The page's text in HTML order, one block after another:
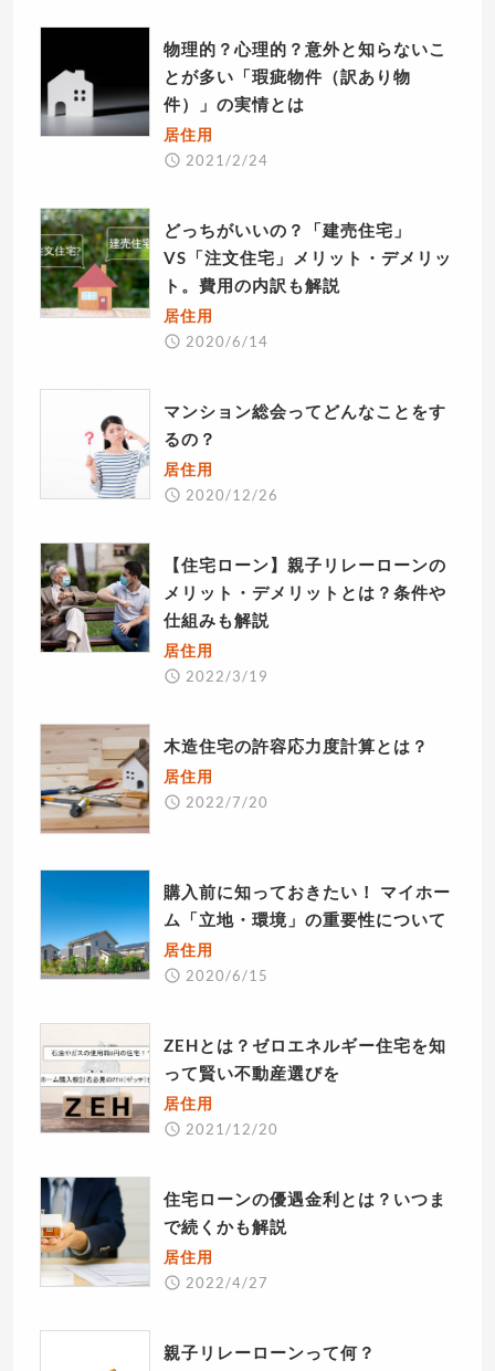
物理的？心理的？意外と知らないこ
とが多い「瑕疵物件（訳あり物
件）」の実情とは
居住用
2021/2/24
どっちがいいの？「建売住宅」
VS「注文住宅」メリット・デメリッ
ト。費用の内訳も解説
居住用
2020/6/14
マンション総会ってどんなことをす
るの？
居住用
2020/12/26
【住宅ローン】親子リレーローンの
メリット・デメリットとは？条件や
仕組みも解説
居住用
2022/3/19
木造住宅の許容応力度計算とは？
居住用
2022/7/20
購入前に知っておきたい！ マイホー
ム「立地・環境」の重要性について
居住用
2020/6/15
ZEHとは？ゼロエネルギー住宅を知
って賢い不動産選びを
居住用
2021/12/20
住宅ローンの優遇金利とは？いつま
で続くかも解説
居住用
2022/4/27
親子リレーローンって何？